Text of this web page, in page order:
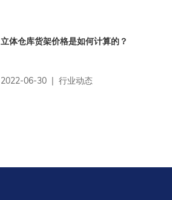
立体仓库货架价格是如何计算的？
2022-06-30 | 行业动态